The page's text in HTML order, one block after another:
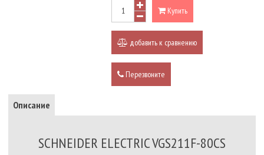
Купить
добавить к сравнению
Перезвоните
Описание
SCHNEIDER ELECTRIC VGS211F-80CS